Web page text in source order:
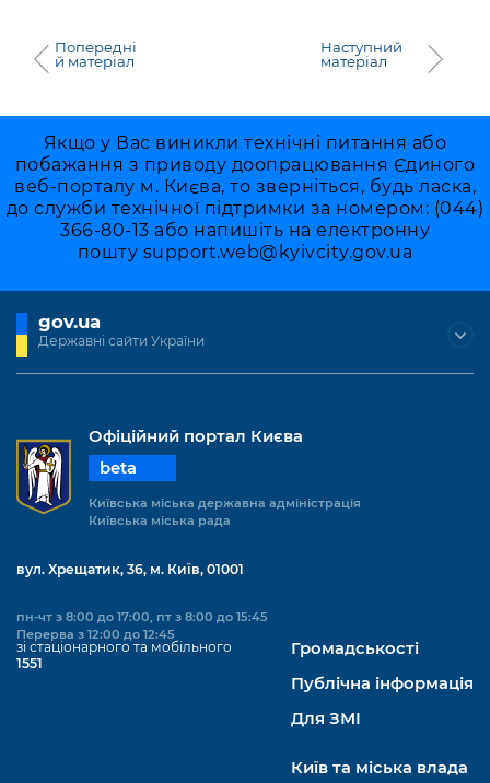
Попередні
й матеріал
Наступний
матеріал
Якщо у Вас виникли технічні питання або
побажання з приводу доопрацювання Єдиного
веб-порталу м. Києва, то зверніться, будь ласка,
до служби технічної підтримки за номером: (044)
366-80-13 або напишіть на електронну
пошту support.web@kyivcity.gov.ua
gov.ua
Державні сайти України
Офіційний портал Києва
beta
Київська міська державна адміністрація
Київська міська рада
вул. Хрещатик, 36, м. Київ, 01001
пн-чт з 8:00 до 17:00, пт з 8:00 до 15:45
Перерва з 12:00 до 12:45
зі стаціонарного та мобільного
1551
Громадськості
Публічна інформація
Для ЗМІ
Київ та міська влада